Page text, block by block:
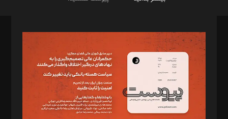
مدیر مسئول: محمدباقر اثنی‌عشری
سردبیر: مهرک محمودی
دبیر تحریریه: میثم قاسمی
د‌بیر ناداستان: سمانه سمیع
د‌بیر خدمت و تجارت: ابوالفضل رجبی
د‌بیر حقوق فناوری: حسام‌الدین ایپکچی